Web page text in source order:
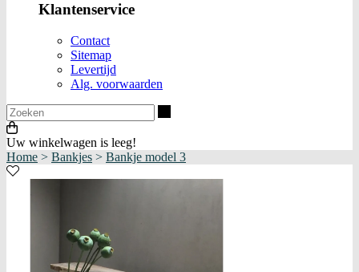
Klantenservice
Contact
Sitemap
Levertijd
Alg. voorwaarden
Uw winkelwagen is leeg!
Home > Bankjes > Bankje model 3